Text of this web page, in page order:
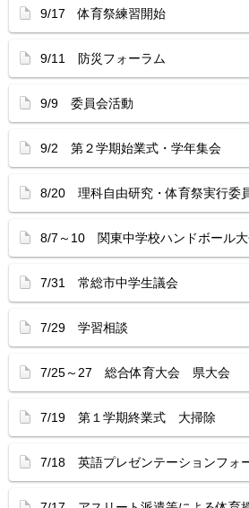
9/17 体育祭練習開始
9/11 防災フォーラム
9/9 委員会活動
9/2 第２学期始業式・学年集会
8/20 理科自由研究・体育祭実行委
8/7～10 関東中学校ハンドボール
7/31 常総市中学生議会
7/29 学習相談
7/25～27 総合体育大会 県大会
7/19 第１学期終業式 大掃除
7/18 英語プレゼンテーションフォ